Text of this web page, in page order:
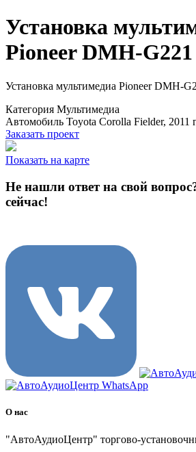
Установка
Pioneer DMH-
Установка мультимедиа Pioneer DMH-
Категория Мультимедиа
Автомобиль Toyota Corolla Fielder, 2011
Заказать проект
Показать на карте
Не нашли ответ на свой
сейчас!
О нас
"АвтоАудиоЦентр" торгово-